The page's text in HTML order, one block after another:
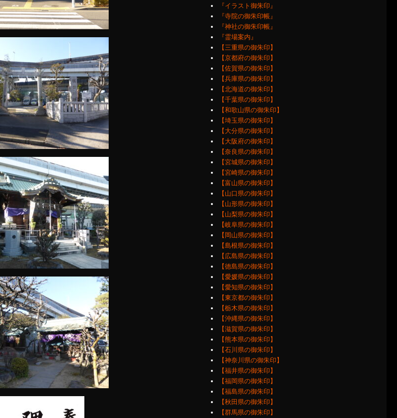
『イラスト御朱印』
『寺院の御朱印帳』
『神社の御朱印帳』
『霊場案内』
【三重県の御朱印】
【京都府の御朱印】
【佐賀県の御朱印】
【兵庫県の御朱印】
【北海道の御朱印】
【千葉県の御朱印】
【和歌山県の御朱印】
【埼玉県の御朱印】
【大分県の御朱印】
【大阪府の御朱印】
【奈良県の御朱印】
【宮城県の御朱印】
【宮崎県の御朱印】
【富山県の御朱印】
【山口県の御朱印】
【山形県の御朱印】
【山梨県の御朱印】
【岐阜県の御朱印】
【岡山県の御朱印】
【島根県の御朱印】
【広島県の御朱印】
【徳島県の御朱印】
【愛媛県の御朱印】
【愛知県の御朱印】
【東京都の御朱印】
【栃木県の御朱印】
【沖縄県の御朱印】
【滋賀県の御朱印】
【熊本県の御朱印】
【石川県の御朱印】
【神奈川県の御朱印】
【福井県の御朱印】
【福岡県の御朱印】
【福島県の御朱印】
【秋田県の御朱印】
【群馬県の御朱印】